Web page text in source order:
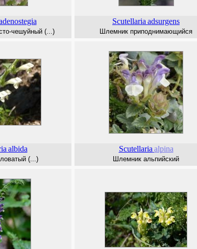
чешуйный (...)
Scutellaria adsurgens
Шлемник приподнимающийся
albida
(...)
Scutellaria alpina
Шлемник альпийский